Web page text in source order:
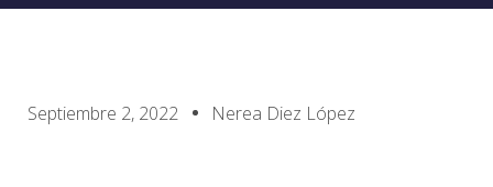
Septiembre 2, 2022 Nerea Diez López